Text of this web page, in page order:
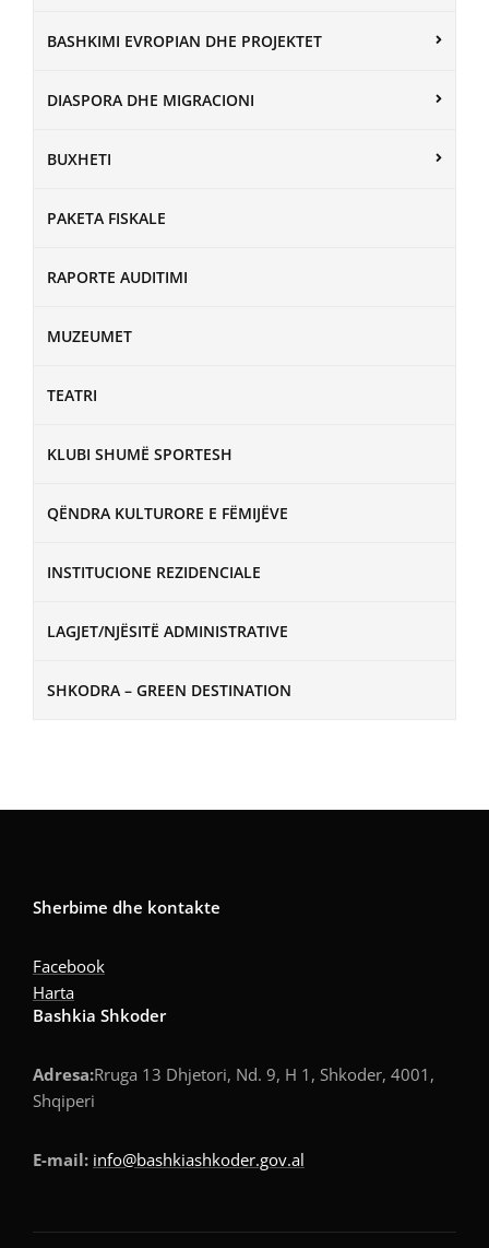
BASHKIMI EVROPIAN DHE PROJEKTET
DIASPORA DHE MIGRACIONI
BUXHETI
PAKETA FISKALE
RAPORTE AUDITIMI
MUZEUMET
TEATRI
KLUBI SHUMË SPORTESH
QËNDRA KULTURORE E FËMIJËVE
INSTITUCIONE REZIDENCIALE
LAGJET/NJËSITË ADMINISTRATIVE
SHKODRA – GREEN DESTINATION
Sherbime dhe kontakte
Facebook
Harta
Bashkia Shkoder
Adresa:Rruga 13 Dhjetori, Nd. 9, H 1, Shkoder, 4001,
Shqiperi
E-mail: info@bashkiashkoder.gov.al